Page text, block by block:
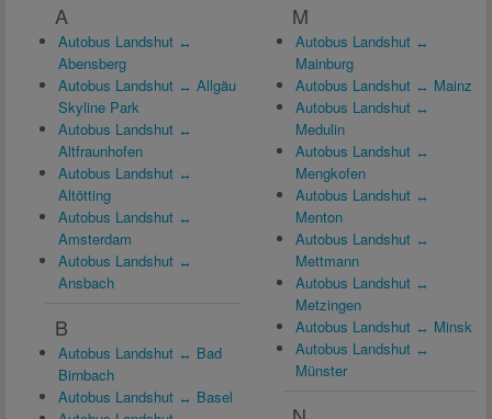
A
Autobus Landshut ↔
Abensberg
Autobus Landshut ↔ Allgäu
Skyline Park
Autobus Landshut ↔
Altfraunhofen
Autobus Landshut ↔
Altötting
Autobus Landshut ↔
Amsterdam
Autobus Landshut ↔
Ansbach
B
Autobus Landshut ↔ Bad
Birnbach
Autobus Landshut ↔ Basel
M
Autobus Landshut ↔
Mainburg
Autobus Landshut ↔ Mainz
Autobus Landshut ↔
Medulin
Autobus Landshut ↔
Mengkofen
Autobus Landshut ↔
Menton
Autobus Landshut ↔
Mettmann
Autobus Landshut ↔
Metzingen
Autobus Landshut ↔ Minsk
Autobus Landshut ↔
Münster